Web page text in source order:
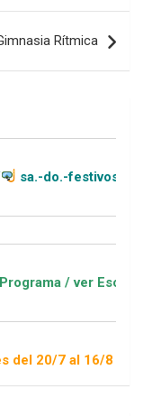
Rítmica
festivos (11-20h)
ver Escuelas
16/8 / Sorteo 1 de